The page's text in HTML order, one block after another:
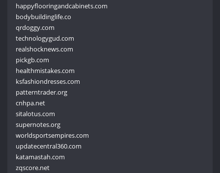
happyflooringandcabinets.com
bodybuildinglife.co
qrdoggy.com
technologygud.com
realshocknews.com
pickgb.com
healthmistakes.com
ksfashiondresses.com
patterntrader.org
cnhpa.net
sitalotus.com
supernotes.org
worldsportsempires.com
updatecentral360.com
katamastah.com
zqscore.net